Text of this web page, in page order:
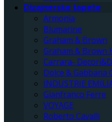
Dizajnerske tapete
Armonia
Blumarine
Graham & Brown
Graham & Brown
Carrara-
Dolce & Gabbana
INDUSTRIE
Gianfranco Ferre
VOYAGE
Roberto Cavalli